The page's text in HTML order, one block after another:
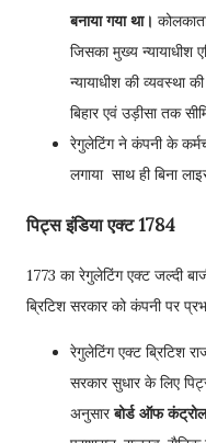
बनाया गया था।
जिसका मुख्य न्यायाधीश
न्यायाधीश की व्यवस्था
बिहार एवं उड़ीसा तक
रेगुलेटिंग ने कंपनी के
लगाया साथ ही बिना
पिट्स इंडिया एक्ट 1784
1773 का रेगुलेटिंग एक्ट जल्दी
ब्रिटिश सरकार को कंपनी पर
रेगुलेटिंग एक्ट ब्रिटिश
सरकार सुधार के लिए
अनुसारबोर्ड ऑफ